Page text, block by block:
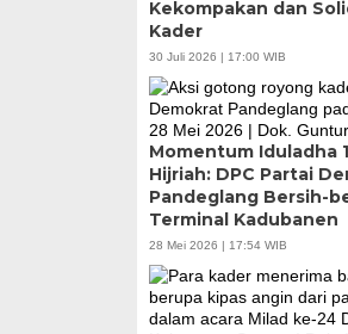
Kekompakan dan
Kader
30 Juli 2026 | 17:00 WIB
Momentum Iduladha
Hijriah: DPC Partai
Pandeglang Bersih-
Terminal Kadubanen
28 Mei 2026 | 17:54 WIB